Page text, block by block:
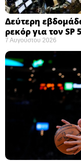
Δεύτερη
ρεκόρ για τον SP
7 Αυγούστου 2026